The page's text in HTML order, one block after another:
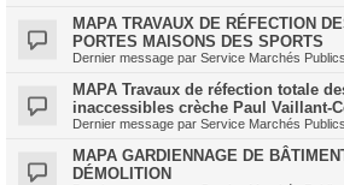
MAPA TRAVAUX DE RÉFECTION
PORTES MAISONS DES SPORTS
Dernier message par Service Marchés Publics
MAPA Travaux de réfection totale
inaccessibles crèche Paul Vaillant-
Dernier message par Service Marchés Publics
MAPA GARDIENNAGE DE
DÉMOLITION